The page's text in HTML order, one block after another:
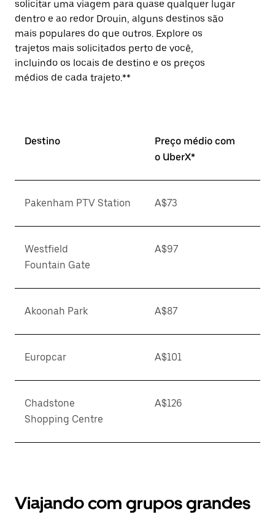
solicitar uma viagem para quase qualquer lugar
dentro e ao redor Drouin, alguns destinos são
mais populares do que outros. Explore os
trajetos mais solicitados perto de você,
incluindo os locais de destino e os preços
médios de cada trajeto.**
Destino
Preço médio com
o UberX*
Pakenham PTV Station A$73
Westfield
Fountain Gate
A$97
Akoonah Park A$87
Europcar A$101
Chadstone
Shopping Centre
A$126
Viajando com grupos grandes